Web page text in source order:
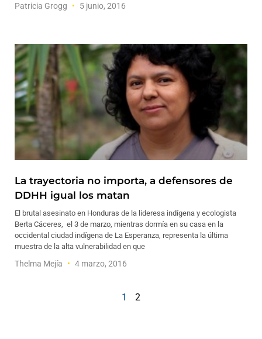
Patricia Grogg 5 junio, 2016
La trayectoria no importa, a defensores de
DDHH igual los matan
El brutal asesinato en Honduras de la lideresa indígena y ecologista
Berta Cáceres, el 3 de marzo, mientras dormía en su casa en la
occidental ciudad indígena de La Esperanza, representa la última
muestra de la alta vulnerabilidad en que
Thelma Mejía 4 marzo, 2016
1 2